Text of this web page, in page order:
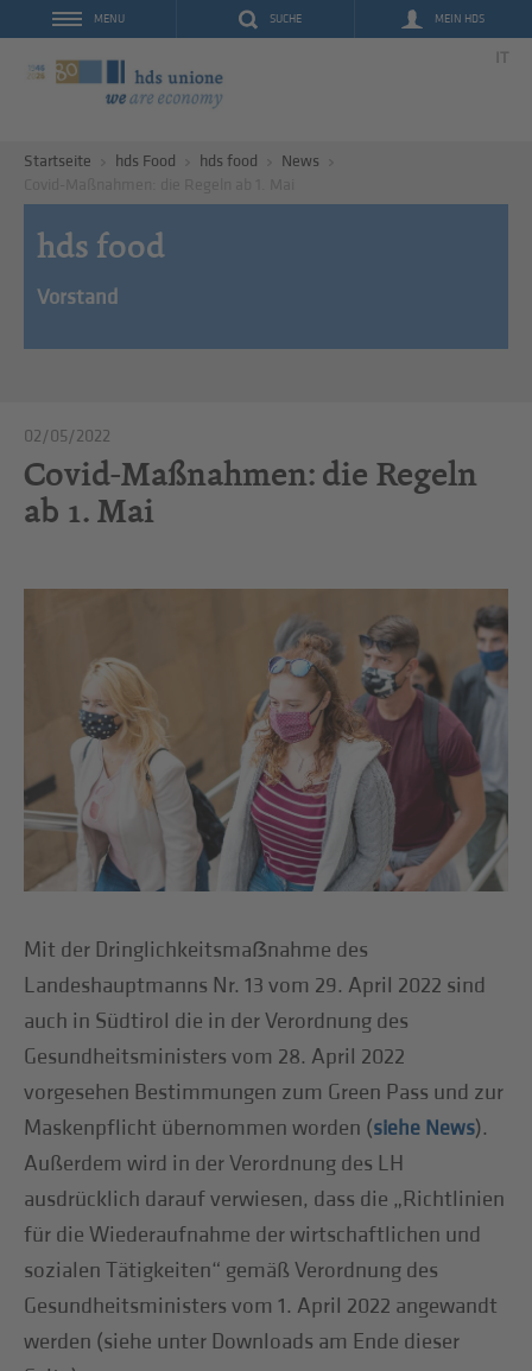
SUCHE MEIN HDS
MENU
IT
Startseite hds Food hds food
News
hds food
Vorstand
02/05/2022
Covid-Maßnahmen: die Regeln
ab 1. Mai
Mit der Dringlichkeitsmaẞnahme des
Landeshauptmanns Nr. 13 vom 29. April 2022 sind
auch in Südtirol die in der Verordnung des
Gesundheitsministers vom 28. April 2022
vorgesehen Bestimmungen zum Green Pass und zur
Maskenpflicht übernommen worden (siehe News).
Außerdem wird in der Verordnung des LH
ausdrücklich darauf verwiesen, dass die „Richtlinien
für die Wiederaufnahme der wirtschaftlichen und
sozialen Tätigkeiten“ gemäß Verordnung des
Gesundheitsministers vom 1. April 2022 angewandt
werden (siehe unter Downloads am Ende dieser